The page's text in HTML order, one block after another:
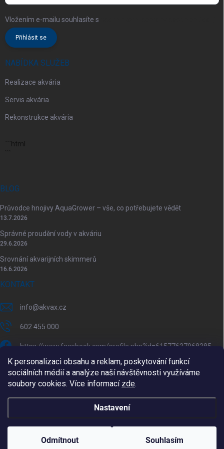
K personalizaci obsahu a reklam, poskytování funkcí
sociálních médií a analýze naší návštěvnosti využíváme
soubory cookies. Více informací zde.
Nastavení
Odmítnout Souhlasím
Vložením e-mailu souhlasíte s
Přihlásit se
NABÍDKA SLUŽEB
Realizace akvária
Servis akvária
Rekonstrukce akvária
```html
```
BLOG
Průvodce hnojivy AquaGrower – vše, co potřebujete vědět
13.7.2026
Správné proudění vody v akváriu
29.6.2026
Srovnání akvarijních skimmerů
16.6.2026
KONTAKT
info@akvax.cz
602 455 000
https://www.facebook.com/profile.php?id=61577637968385
akvax.cz/
602 455 000
Copyright 2026AkvaX.cz. Všechna práva vyhrazena.Upravit nastavení